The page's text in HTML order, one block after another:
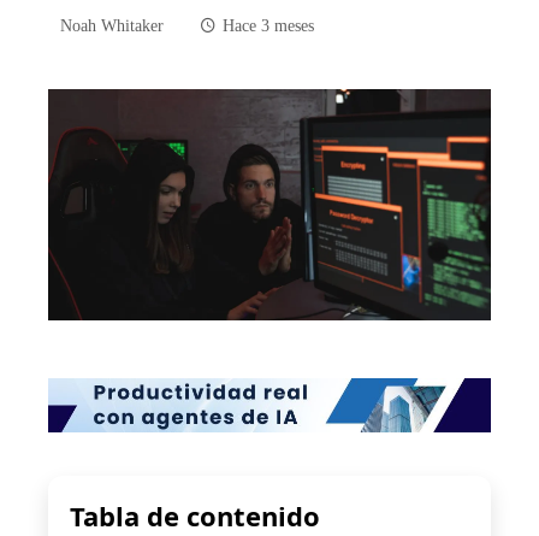
Noah Whitaker Hace 3 meses
Tabla de contenido